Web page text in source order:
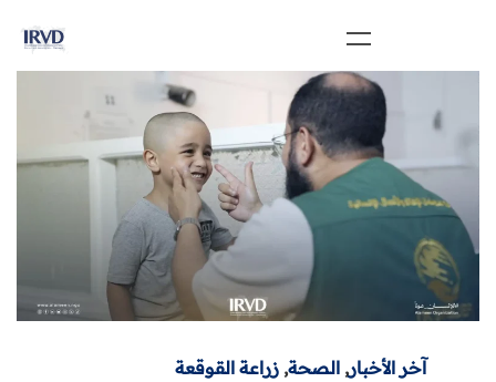
آخر الأخبار, الصحة, زراعة القوقعة